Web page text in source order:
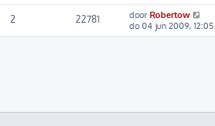
2 22781 door Robertow
do 04 jun 2009, 12:05